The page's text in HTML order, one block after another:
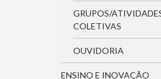
GRUPOS/
COLETIVAS
OUVIDORIA
ENSINO E INOVAÇÃO